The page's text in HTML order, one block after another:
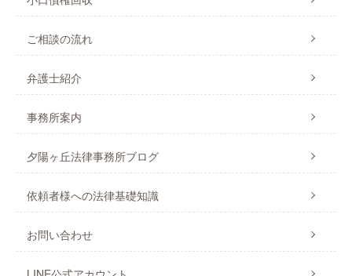
ご相談の流れ
弁護士紹介
事務所案内
夕陽ヶ丘法律事務所ブログ
依頼者様への法律基礎知識
お問い合わせ